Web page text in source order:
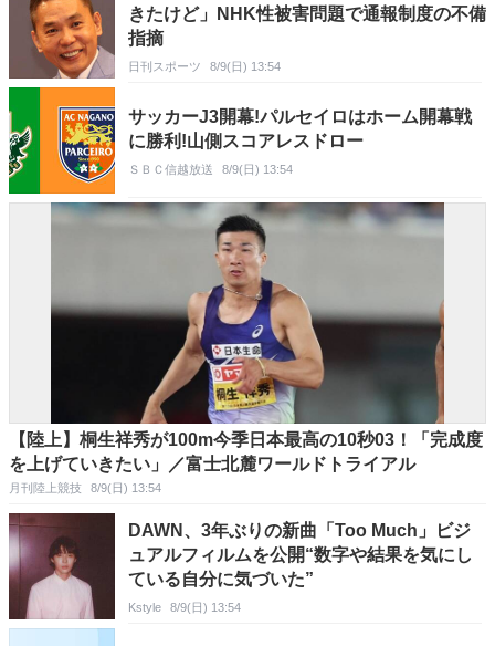
きたけど」NHK性被害問題で通報制度の不備
指摘
日刊スポーツ 8/9(日) 13:54
サッカーJ3開幕!パルセイロはホーム開幕戦
に勝利!山側スコアレスドロー
ＳＢＣ信越放送 8/9(日) 13:54
【陸上】桐生祥秀が100m今季日本最高の10秒03！「完成度
を上げていきたい」／富士北麓ワールドトライアル
月刊陸上競技 8/9(日) 13:54
DAWN、3年ぶりの新曲「Too Much」ビジ
ュアルフィルムを公開“数字や結果を気にし
ている自分に気づいた”
Kstyle 8/9(日) 13:54